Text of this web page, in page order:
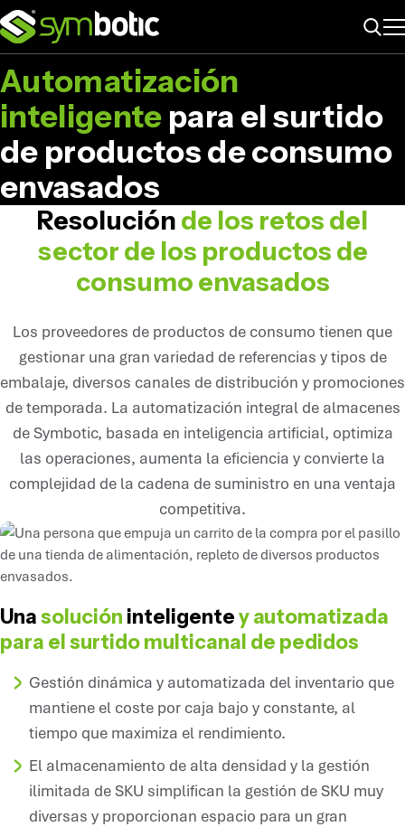
PRODUCTOS DE CONSUMO ENVASADOS
Automatización
inteligente para el surtido
de productos de consumo
envasados
Resolución de los retos del
sector de los productos de
consumo envasados
Los proveedores de productos de consumo tienen que
gestionar una gran variedad de referencias y tipos de
embalaje, diversos canales de distribución y promociones
de temporada. La automatización integral de almacenes
de Symbotic, basada en inteligencia artificial, optimiza
las operaciones, aumenta la eficiencia y convierte la
complejidad de la cadena de suministro en una ventaja
competitiva.
Unasolución inteligentey automatizada
para el surtido multicanal de pedidos
Gestión dinámica y automatizada del inventario que
mantiene el coste por caja bajo y constante, al
tiempo que maximiza el rendimiento.
El almacenamiento de alta densidad y la gestión
ilimitada de SKU simplifican la gestión de SKU muy
diversas y proporcionan espacio para un gran